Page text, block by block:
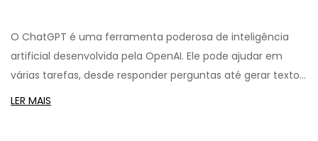
O ChatGPT é uma ferramenta poderosa de inteligência
artificial desenvolvida pela OpenAI. Ele pode ajudar em
várias tarefas, desde responder perguntas até gerar texto
criativo. Entender como usá-lo pode transformar a forma
LER MAIS